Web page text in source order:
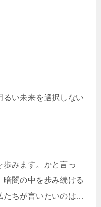
るい未来を選択しない
歩みます。かと言っ
暗闇の中を歩み続ける
たちが言いたいのは…